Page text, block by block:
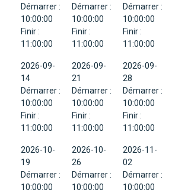
Démarrer :
10:00:00
Finir :
11:00:00
Démarrer :
10:00:00
Finir :
11:00:00
Démarrer :
10:00:00
Finir :
11:00:00
2026-09-
14
Démarrer :
10:00:00
Finir :
11:00:00
2026-09-
21
Démarrer :
10:00:00
Finir :
11:00:00
2026-09-
28
Démarrer :
10:00:00
Finir :
11:00:00
2026-10-
19
Démarrer :
10:00:00
2026-10-
26
Démarrer :
10:00:00
2026-11-
02
Démarrer :
10:00:00